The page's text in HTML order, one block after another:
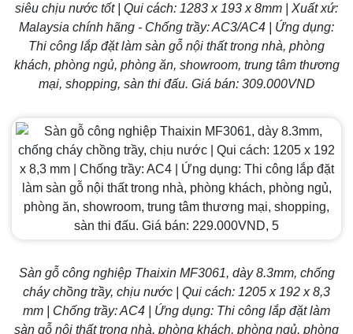
siêu chịu nước tốt | Qui cách: 1283 x 193 x 8mm | Xuất xứ:
Malaysia chính hãng - Chống trầy: AC3/AC4 | Ứng dụng:
Thi công lắp đặt làm sàn gỗ nội thất trong nhà, phòng
khách, phòng ngủ, phòng ăn, showroom, trung tâm thương
mại, shopping, sàn thi đấu. Giá bán: 309.000VND
Sàn gỗ công nghiệp Thaixin MF3061, dày 8.3mm, chống
cháy chồng trầy, chịu nước | Qui cách: 1205 x 192 x 8,3
mm | Chống trầy: AC4 | Ứng dụng: Thi công lắp đặt làm
sàn gỗ nội thất trong nhà, phòng khách, phòng ngủ, phòng